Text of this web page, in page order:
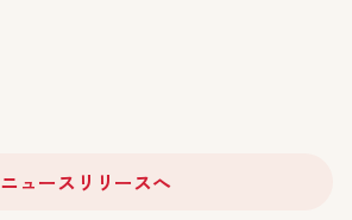
ニュースリリースへ